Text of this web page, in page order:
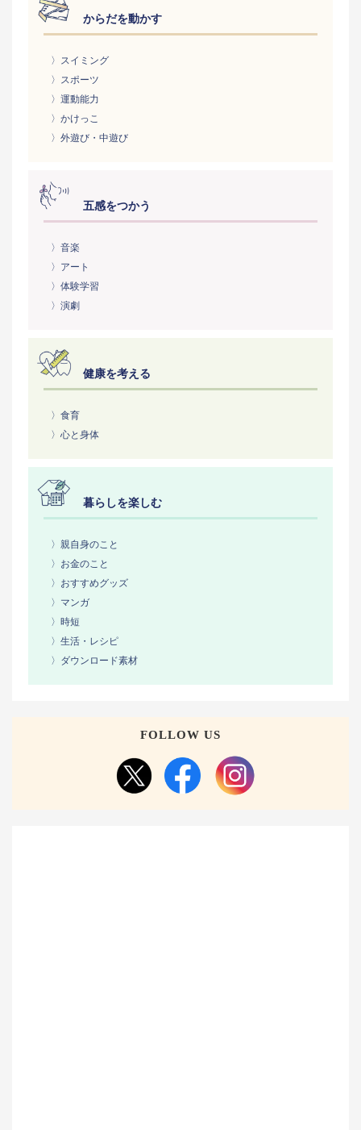
からだを動かす
〉スイミング
〉スポーツ
〉運動能力
〉かけっこ
〉外遊び・中遊び
五感をつかう
〉音楽
〉アート
〉体験学習
〉演劇
健康を考える
〉食育
〉心と身体
暮らしを楽しむ
〉親自身のこと
〉お金のこと
〉おすすめグッズ
〉マンガ
〉時短
〉生活・レシピ
〉ダウンロード素材
FOLLOW US